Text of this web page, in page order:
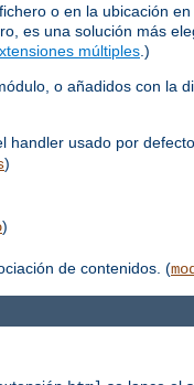
o en la ubicación
es una solución más
múltiples .)
o añadidos con la
handler usado por
)
)
de contenidos. (